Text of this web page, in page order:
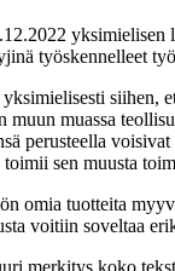
yksimielisen
työskennelleet
siihen,
muun muassa
perusteella
sen muusta
omia tuotteita
voitiin soveltaa
merkitys koko